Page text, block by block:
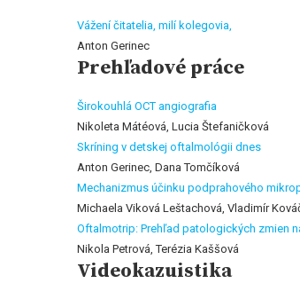
Vážení čitatelia, milí kolegovia,
Anton Gerinec
Prehľadové práce
Širokouhlá OCT angiografia
Nikoleta Mátéová, Lucia Štefaničková
Skríning v detskej oftalmológii dnes
Anton Gerinec, Dana Tomčíková
Mechanizmus účinku podprahového
Michaela Viková Leštachová, Vladimír
Oftalmotrip: Prehľad patologických zmien
Nikola Petrová, Terézia Kaššová
Videokazuistika